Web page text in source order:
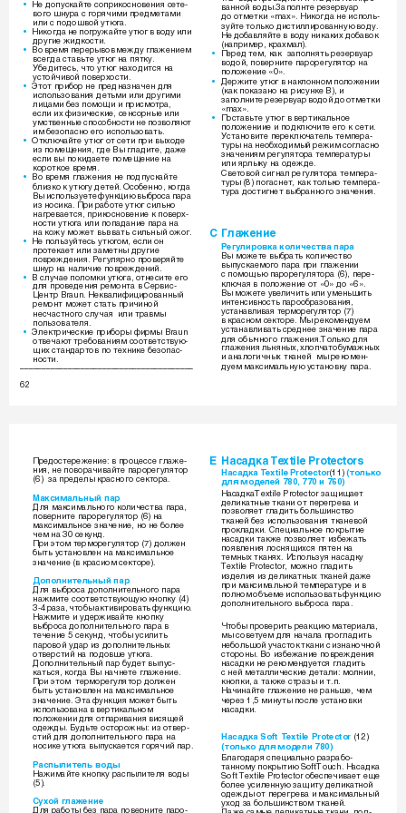
• çÂ ‰ÓÔÛÒÍ‡ÈÚÂ ÒÓÔËÍÓÒÌÓ‚ÂÌËﬂ ÒÂÚÂ- ‚‡ÌÌÓÈ ‚Ó‰˚.á‡ÔÓÎÌÚÂ ÂÁÂ‚Û‡
‚Ó„Ó ¯ÌÛ‡ Ò „Óﬂ˜ËÏË ÔÂ‰ÏÂÚ‡ÏË ‰Ó ÓÚÏÂÚÍË «max». çËÍÓ„‰‡ ÌÂ ËÒÔÓÎ¸-
ËÎË Ò ÔÓ‰Ó¯‚ÓÈ ÛÚ˛„‡. ÁÛÈÚÂ ÚÓÎ¸ÍÓ ‰ËÒÚËÎÎËÓ‚‡ÌÌÛ˛ ‚Ó‰Û.
• çËÍÓ„‰‡ ÌÂ ÔÓ„ÛÊ‡ÈÚÂ ÛÚ˛„ ‚ ‚Ó‰Û ËÎË çÂ ‰Ó·‡‚ÎﬂÈÚÂ ‚ ‚Ó‰Û ÌËÍ‡ÍËı ‰Ó·‡‚ÓÍ
‰Û„ËÂ ÊË‰ÍÓÒÚË. (Ì‡ÔËÏÂ, Í‡ıÏ‡Î).
• ÇÓ ‚ÂÏﬂ ÔÂÂ˚‚Ó‚ ÏÂÊ‰Û „Î‡ÊÂÌËÂÏ • èÂÂ‰ ÚÂÏ, Í‡Í  Á‡ÔÓÎÌﬂÚ¸ ÂÁÂ‚Û‡
‚ÒÂ„‰‡ ÒÚ‡‚¸ÚÂ ÛÚ˛„ Ì‡ ÔﬂÚÍÛ. ‚Ó‰ÓÈ, ÔÓ‚ÂÌËÚÂ Ô‡ÓÂ„ÛÎﬂÚÓ Ì‡
ì·Â‰ËÚÂÒ¸, ˜ÚÓ ÛÚ˛„ Ì‡ıÓ‰ËÚÒﬂ Ì‡ ÔÓÎÓÊÂÌËÂ «0».
ÛÒÚÓÈ˜Ë‚ÓÈ ÔÓ‚ÂıÓÒÚË. • ÑÂÊËÚÂ ÛÚ˛„ ‚ Ì‡ÍÎÓÌÌÓÏ ÔÓÎÓÊÂÌËË
• ùÚÓÚ ÔË·Ó ÌÂ ÔÂ‰Ì‡ÁÌ‡˜ÂÌ ‰Îﬂ (Í‡Í ÔÓÍ‡Á‡ÌÓ Ì‡ ËÒÛÌÍÂ B), Ë
ËÒÔÓÎ¸ÁÓ‚‡ÌËﬂ ‰ÂÚ¸ÏË ËÎË ‰Û„ËÏË Á‡ÔÓÎÌËÚÂ ÂÁÂ‚Û‡ ‚Ó‰ÓÈ ‰Ó ÓÚÏÂÚÍË
ÎËˆ‡ÏË ·ÂÁ ÔÓÏÓ˘Ë Ë ÔËÒÏÓÚ‡, «max».
ÂÒÎË Ëı ÙËÁË˜ÂÒÍËÂ, ÒÂÌÒÓÌ˚Â ËÎË
• èÓÒÚ‡‚¸ÚÂ ÛÚ˛„ ‚ ‚ÂÚËÍ‡Î¸ÌÓÂ
ÛÏÒÚ‚ÂÌÌ˚Â ÒÔÓÒÓ·ÌÓÒÚË ÌÂ ÔÓÁ‚ÓÎﬂ˛Ú
ÔÓÎÓÊÂÌËËÂ Ë ÔÓ‰ÍÎ˛˜ËÚÂ Â„Ó Í ÒÂÚË.
ËÏ ·ÂÁÓÔ‡ÒÌÓ Â„Ó ËÒÔÓÎ¸ÁÓ‚‡Ú¸.
ìÒÚ‡ÌÓ‚ËÚÂ ÔÂÂÍÎ˛˜‡ÚÂÎ¸ ÚÂÏÔÂ‡-
• éÚÍÎ˛˜‡ÈÚÂ ÛÚ˛„ ÓÚ ÒÂÚË ÔË ‚˚ıÓ‰Â
ÚÛ˚ Ì‡ ÌÂÓ·ıÓ‰ËÏ˚È ÂÊËÏ ÒÓ„Î‡ÒÌÓ
ËÁ ÔÓÏÂ˘ÂÌËﬂ, „‰Â Ç˚ „Î‡‰ËÚÂ, ‰‡ÊÂ
ÁÌ‡˜ÂÌËﬂÏ Â„ÛÎﬂÚÓ‡ ÚÂÏÔÂ‡ÚÛ˚
ÂÒÎË ‚˚ ÔÓÍË‰‡ÂÚÂ ÔÓÏÂ˘ÂÌËÂ Ì‡
ËÎË ﬂÎ˚ÍÛ Ì‡ Ó‰ÂÊ‰Â.
ÍÓÓÚÍÓÂ ‚ÂÏﬂ.
ë‚ÂÚÓ‚ÓÈ ÒË„Ì‡Î Â„ÛÎﬂÚÓ‡ ÚÂÏÔÂ‡-
• ÇÓ ‚ÂÏﬂ „Î‡ÊÂÌËﬂ ÌÂ ÔÓ‰ÔÛÒÍ‡ÈÚÂ
ÚÛ˚ (8) ÔÓ„‡ÒÌÂÚ, Í‡Í ÚÓÎ¸ÍÓ ÚÂÏÔÂ‡-
·ÎËÁÍÓ Í ÛÚ˛„Û ‰ÂÚÂÈ. éÒÓ·ÂÌÌÓ, ÍÓ„‰‡
ÚÛ‡ ‰ÓÒÚË„ÌÂÚ ‚˚·‡ÌÌÓ„Ó ÁÌ‡˜ÂÌËﬂ.
Ç˚ ËÒÔÓÎ¸ÁÛÂÚÂ ÙÛÌÍˆË˛ ‚˚·ÓÒ‡ Ô‡‡
ËÁ ÌÓÒËÍ‡. èË ‡·ÓÚÂ ÛÚ˛„ ÒËÎ¸ÌÓ
Ì‡„Â‚‡ÂÚÒﬂ, ÔËÍÓÒÌÓ‚ÂÌËÂ Í ÔÓ‚Âı-
ÌÓÒÚË ÛÚ˛„‡ ËÎË ÔÓÔ‡‰‡ÌËÂ Ô‡‡ Ì‡
Ì‡ ÍÓÊÛ ÏÓÊÂÚ ‚˚Á‚‡Ú¸ ÒËÎ¸Ì˚È ÓÊÓ„.
C ÉÎ‡ÊÂÌËÂ
• çÂ ÔÓÎ¸ÁÛÈÚÂÒ¸ ÛÚ˛„ÓÏ, ÂÒÎË ÓÌ
êÂ„ÛÎËÓ‚Í‡ ÍÓÎË˜ÂÒÚ‚‡ Ô‡‡
ÔÓÚÂÍ‡ÂÚ ËÎË Á‡ÏÂÚÌ˚ ‰Û„ËÂ
Ç˚ ÏÓÊÂÚÂ ‚˚·‡Ú¸ ÍÓÎË˜ÂÒÚ‚Ó
ÔÓ‚ÂÊ‰ÂÌËﬂ. êÂ„ÛÎﬂÌÓ ÔÓ‚ÂﬂÈÚÂ
‚˚ÔÛÒÍ‡ÂÏÓ„Ó Ô‡‡ ÔË „Î‡ÊÂÌËË
¯ÌÛ Ì‡ Ì‡ÎË˜ËÂ ÔÓ‚ÂÊ‰ÂÌËÈ.
Ò ÔÓÏÓ˘¸˛ Ô‡ÓÂ„ÛÎﬂÚÓ‡ (6), ÔÂÂ-
• Ç ÒÎÛ˜‡Â ÔÓÎÓÏÍË ÛÚ˛„‡, ÓÚÌÂÒËÚÂ Â„Ó
ÍÎ˛˜‡ﬂ ‚ ÔÓÎÓÊÂÌËÂ ÓÚ «0» ‰Ó «6».
‰Îﬂ ÔÓ‚Â‰ÂÌËﬂ ÂÏÓÌÚ‡ ‚ CÂ‚ËÒ-
Ç˚ ÏÓÊÂÚÂ Û‚ÂÎË˜ËÚ¸ ËÎË ÛÏÂÌ¸¯ËÚ¸
ñÂÌÚ Braun. çÂÍ‚‡ÎËÙËˆËÓ‚‡ÌÌ˚È
ËÌÚÂÌÒË‚ÌÓÒÚ¸ Ô‡ÓÓ·‡ÁÓ‚‡ÌËﬂ,
ÂÏÓÌÚ ÏÓÊÂÚ ÒÚ‡Ú¸ ÔË˜ËÌÓÈ
ÛÒÚ‡Ì‡‚ÎË‚‡ﬂ ÚÂÏÓÂ„ÛÎﬂÚÓ (7)
ÌÂÒ˜‡ÒÚÌÓ„Ó ÒÎÛ˜‡ﬂ  ËÎË Ú‡‚Ï˚
‚ Í‡ÒÌÓÏ ÒÂÍÚÓÂ. å˚ ÂÍÓÏÂÌ‰ÛÂÏ
ÔÓÎ¸ÁÓ‚‡ÚÂÎﬂ.
ÛÒÚ‡Ì‡‚ÎË‚‡Ú¸ ÒÂ‰ÌÂÂ ÁÌ‡˜ÂÌËÂ Ô‡‡
•
ùÎÂÍÚË˜ÂÒÍËÂ ÔË·Ó˚ ÙËÏ˚ Braun
‰Îﬂ Ó·˚˜ÌÓ„Ó „Î‡ÊÂÌËﬂ.íÓÎ¸ÍÓ ‰Îﬂ
ÓÚ‚Â˜‡˛Ú ÚÂ·Ó‚‡ÌËﬂÏ ÒÓÓÚ‚ÂÚÒÚ‚Û˛-
„Î‡ÊÂÌËﬂ Î¸ÌﬂÌ˚ı, ıÎÓÔ˜‡ÚÓ·ÛÏ‡ÊÌ˚ı
˘Ëı ÒÚ‡Ì‰‡ÚÓ‚ ÔÓ ÚÂıÌËÍÂ ·ÂÁÓÔ‡Ò-
Ë ‡Ì‡ÎÓ„Ë˜Ì˚ı ÚÍ‡ÌÂÈ  Ï˚ ÂÍÓÏÂÌ-
ÌÓÒÚË.
‰ÛÂÏ Ï‡ÍÒËÏ‡Î¸ÌÛ˛ ÛÒÚ‡ÌÓ‚ÍÛ Ô‡‡.
––––––––––––––––––––––––––––––––––––––––
62
èÂ‰ÓÒÚÂÂÊÂÌËÂ: ‚ ÔÓˆÂÒÒÂ „Î‡ÊÂ- E ç‡Ò‡‰Í‡ Textile Protectors
ÌËﬂ, ÌÂ ÔÓ‚Ó‡˜Ë‚‡ÈÚÂ Ô‡ÓÂ„ÛÎﬂÚÓ ç‡Ò‡‰Í‡ Textile Protector (11) (ÚÓÎ¸ÍÓ
(6)  Á‡ ÔÂ‰ÂÎ˚ Í‡ÒÌÓ„Ó ÒÂÍÚÓ‡.
‰Îﬂ ÏÓ‰ÂÎÂÈ 780, 770 Ë 760)
ç‡Ò‡‰Í‡Textile Protector Á‡˘Ë˘‡ÂÚ
å‡ÍÒËÏ‡Î¸Ì˚È
Ô‡
‰ÂÎËÍ‡ÚÌ˚Â ÚÍ‡ÌË ÓÚ ÔÂÂ„Â‚‡ Ë
ÑÎﬂ Ï‡ÍÒËÏ‡Î¸ÌÓ„Ó ÍÓÎË˜ÂÒÚ‚‡ Ô‡‡,
ÔÓÁ‚ÓÎﬂÂÚ „Î‡‰ËÚ¸ ·ÓÎ¸¯ËÌÒÚ‚Ó
ÔÓ‚ÂÌËÚÂ Ô‡ÓÂ„ÛÎﬂÚÓ (6) Ì‡
ÚÍ‡ÌÂÈ ·ÂÁ ËÒÔÓÎ¸ÁÓ‚‡ÌËﬂ ÚÍ‡ÌÂ‚ÓÈ
Ï‡ÍÒËÏ‡Î¸ÌÓÂ ÁÌ‡˜ÂÌËÂ, ÌÓ ÌÂ ·ÓÎÂÂ
ÔÓÍÎ‡‰ÍË. ëÔÂˆË‡Î¸ÌÓÂ ÔÓÍ˚ÚËÂ
˜ÂÏ Ì‡ 30 ÒÂÍÛÌ‰.
Ì‡Ò‡‰ÍË Ú‡ÍÊÂ ÔÓÁ‚ÓÎﬂÂÚ ËÁ·ÂÊ‡Ú¸
èË ˝ÚÓÏ ÚÂÏÓÂ„ÛÎﬂÚÓ (7) ‰ÓÎÊÂÌ
ÔÓﬂ‚ÎÂÌËﬂ ÎÓÒÌﬂ˘ËıÒﬂ ÔﬂÚÂÌ Ì‡
·˚Ú¸ ÛÒÚ‡ÌÓ‚ÎÂÌ Ì‡ Ï‡ÍÒËÏ‡Î¸ÌÓÂ
ÚÂÏÌ˚ı ÚÍ‡Ìﬂı. àÒÔÓÎ¸ÁÛﬂ Ì‡Ò‡‰ÍÛ
ÁÌ‡˜ÂÌËÂ (‚ Í‡ÒËÓÏ ÒÂÍÚÓÂ).
Textile Protector, ÏÓÊÌÓ „Î‡‰ËÚ¸
ËÁ‰ÂÎËﬂ ËÁ ‰ÂÎËÍ‡ÚÌ˚ı ÚÍ‡ÌÂÈ ‰‡ÊÂ
ÑÓÔÓÎÌËÚÂÎ¸Ì˚È Ô‡
ÔË Ï‡ÍÒËÏ‡Î¸ÌÓÈ ÚÂÏÔÂ‡ÚÛÂ Ë ‚
ÑÎﬂ ‚˚·ÓÒ‡ ‰ÓÔÓÎÌËÚÂÎ¸ÌÓ„Ó Ô‡‡
ÔÓÎÌÓÏ Ó·˙ÂÏÂ ËÒÔÓÎ¸ÁÓ‚‡Ú¸ ÙÛÌÍˆË˛
Ì‡ÊÏËÚÂ ÒÓÓÚ‚ÂÚÒÚ‚Û˛˘Û˛ ÍÌÓÔÍÛ (4)
‰ÓÔÓÎÌËÚÂÎ¸ÌÓ„Ó ‚˚·ÓÒ‡ Ô‡‡.
3-4 ‡Á‡, ˜ÚÓ·˚ ‡ÍÚË‚ËÓ‚‡Ú¸ ÙÛÌÍˆË˛.
ç‡ÊÏËÚÂ Ë Û‰ÂÊË‚‡ÈÚÂ ÍÌÓÔÍÛ
‚˚·ÓÒ‡ ‰ÓÔÓÎÌËÚÂÎ¸ÌÓ„Ó Ô‡‡ ‚
óÚÓ·˚ ÔÓ‚ÂËÚ¸ Â‡ÍˆË˛ Ï‡ÚÂË‡Î‡,
ÚÂ˜ÂÌËÂ 5 ÒÂÍÛÌ‰, ˜ÚÓ·˚ ÛÒËÎËÚ¸
Ï˚ ÒÓ‚ÂÚÛÂÏ ‰Îﬂ Ì‡˜‡Î‡ ÔÓ„Î‡‰ËÚ¸
Ô‡Ó‚ÓÈ Û‰‡ ËÁ ‰ÓÔÓÎÌËÚÂÎ¸Ì˚ı
ÌÂ·ÓÎ¸¯ÓÈ Û˜‡ÒÚÓÍ ÚÍ‡ÌË Ò ËÁÌ‡ÌÓ˜ÌÓÈ
ÓÚ‚ÂÒÚËÈ Ì‡ ÔÓ‰Ó‚¯Â ÛÚ˛„‡.
ÒÚÓÓÌ˚. ÇÓ ËÁ·ÂÊ‡ÌËÂ ÔÓ‚ÂÊ‰ÂÌËﬂ
ÑÓÔÓÎÌËÚÂÎ¸Ì˚È Ô‡ ·Û‰ÂÚ ‚˚ÔÛÒ-
Ì‡Ò‡‰ÍË ÌÂ ÂÍÓÏÂÌ‰ÛÂÚÒﬂ „Î‡‰ËÚ¸
Í‡Ú¸Òﬂ, ÍÓ„‰‡ Ç˚ Ì‡˜ÌÂÚÂ „Î‡ÊÂÌËÂ.
Ò ÌÂÈ ÏÂÚ‡ÎÎË˜ÂÒÍËÂ ‰ÂÚ‡ÎË: ÏÓÎÌËË,
èË ˝ÚÓÏ  ÚÂÏÓÂ„ÛÎﬂÚÓ ‰ÓÎÊÂÌ
ÍÌÓÔÍË, ‡ Ú‡ÍÊÂ ÒÚ‡Á˚ Ë Ú.Ô.
·˚Ú¸ ÛÒÚ‡ÌÓ‚ÎÂÌ Ì‡ Ï‡ÍÒËÏ‡Î¸ÌÓÂ
ç‡˜ËÌ‡ÈÚÂ „Î‡ÊÂÌËÂ ÌÂ ‡Ì¸¯Â, ˜ÂÏ
ÁÌ‡˜ÂÌËÂ. ùÚ‡ ÙÛÌÍˆËﬂ ÏÓÊÂÚ ·˚Ú¸
˜ÂÂÁ 1,5 ÏËÌÛÚ˚ ÔÓÒÎÂ ÛÒÚ‡ÌÓ‚ÍË
ËÒÔÓÎ¸ÁÓ‚‡Ì‡ ‚ ‚ÂÚËÍ‡Î¸ÌÓÏ
Ì‡Ò‡‰ÍË.
ÔÓÎÓÊÂÌËË ‰Îﬂ ÓÚÔ‡Ë‚‡ÌËﬂ ‚ËÒﬂ˘ÂÈ
Ó‰ÂÊ‰˚. ÅÛ‰¸ÚÂ ÓÒÚÓÓÊÌ˚: ËÁ ÓÚ‚Â-
ÒÚËÈ ‰Îﬂ ‰ÓÔÓÎÌËÚÂÎ¸ÌÓ„Ó Ô‡‡ Ì‡
ç‡Ò‡‰Í‡ Soft Textile Protector (12)
ÌÓÒËÍÂ ÛÚ˛„‡ ‚˚ÔÛÒÍ‡ÂÚÒﬂ „Óﬂ˜ËÈ Ô‡.
(ÚÓÎ¸ÍÓ ‰Îﬂ ÏÓ‰ÂÎË 780)
ÅÎ‡„Ó‰‡ﬂ ÒÔÂˆË‡Î¸ÌÓ ‡Á‡·Ó-
ê‡ÒÔ˚ÎËÚÂÎ¸ ‚Ó‰˚
Ú‡ÌÌÓÏÛ ÔÓÍ˚ÚË˛ SoftTouch. ç‡Ò‡‰Í‡
ç‡ÊËÏ‡ÈÚÂ ÍÌÓÔÍÛ ‡ÒÔ˚ÎËÚÂÎﬂ ‚Ó‰˚
Soft Textile Protector Ó·ÂÒÔÂ˜Ë‚‡ÂÚ Â˘Â
(5).
·ÓÎÂÂ ÛÒËÎÂÌÌÛ˛ Á‡˘ËÚÛ ‰ÂÎËÍ‡ÚÌÓÈ
Ó‰ÂÊ‰˚ ÓÚ ÔÂÂ„Â‚‡ Ë Ï‡ÍÒËÏ‡Î¸Ì˚È
ëÛıÓÈ „Î‡ÊÂÌËÂ
ÛıÓ‰ Á‡ ·ÓÎ¸¯ËÌÒÚ‚ÓÏ ÚÍ‡ÌÂÈ.
ÑÎﬂ ‡·ÓÚ˚ ·ÂÁ Ô‡‡ ÔÓ‚ÂÌËÚÂ Ô‡Ó-